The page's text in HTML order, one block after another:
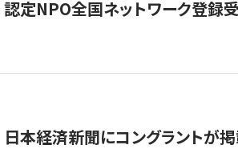
認定NPO全国ネットワーク登録
日本経済新聞にコングラントが